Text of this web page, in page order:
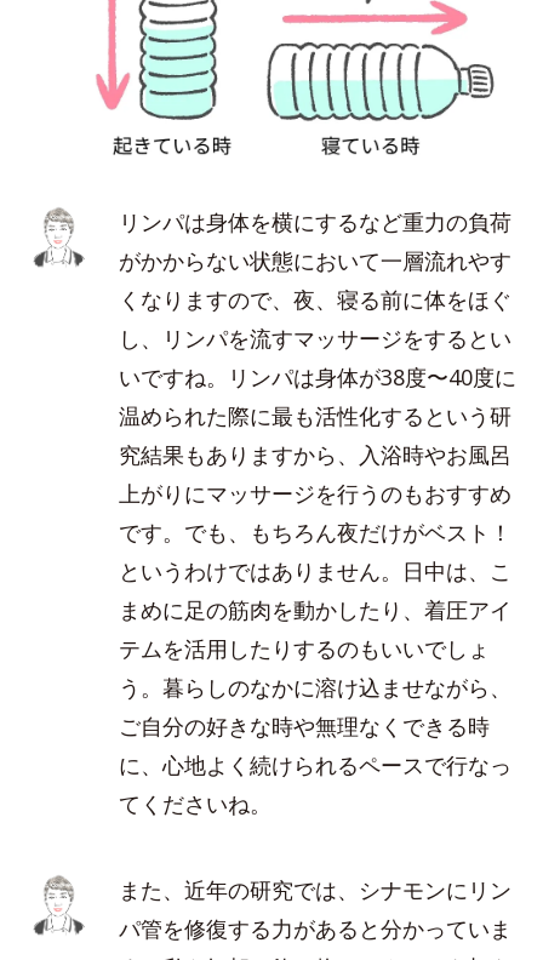
リンパは身体を横にするなど重力の負荷
がかからない状態において一層流れやす
くなりますので、夜、寝る前に体をほぐ
し、リンパを流すマッサージをするとい
いですね。リンパは身体が38度〜40度に
温められた際に最も活性化するという研
究結果もありますから、入浴時やお風呂
上がりにマッサージを行うのもおすすめ
です。でも、もちろん夜だけがベスト！
というわけではありません。日中は、こ
まめに足の筋肉を動かしたり、着圧アイ
テムを活用したりするのもいいでしょ
う。暮らしのなかに溶け込ませながら、
ご自分の好きな時や無理なくできる時
に、心地よく続けられるペースで行なっ
てくださいね。
また、近年の研究では、シナモンにリン
パ管を修復する力があると分かっていま